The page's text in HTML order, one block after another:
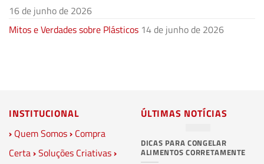
16 de junho de 2026
Mitos e Verdades sobre Plásticos 14 de junho de 2026
INSTITUCIONAL
› Quem Somos› Compra
Certa›Soluções Criativas›
ÚLTIMAS NOTÍCIAS
DICAS PARA CONGELAR
ALIMENTOS CORRETAMENTE